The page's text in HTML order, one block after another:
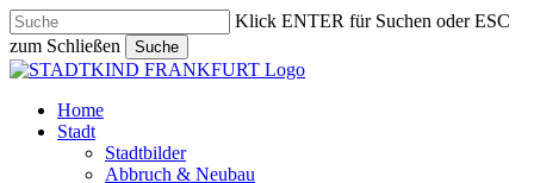
Skip
to
main
content
Klick ENTER für Suchen oder ESC
zum Schließen
Suche
Close
search
Menu
Home
Stadt
Stadtbilder
Abbruch & Neubau